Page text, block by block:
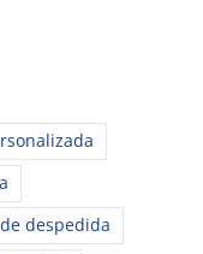
despedida